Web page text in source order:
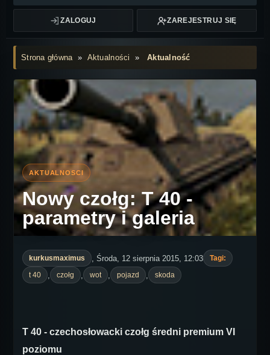
ZALOGUJ ZAREJESTRUJ SIĘ
Strona główna» Aktualności »Aktualność
Nowy czołg: T 40 -
parametry i galeria
kurkusmaximus , Środa, 12 sierpnia 2015, 12:03
Tagi:
t 40
czołg wot pojazd skoda
T 40 - czechosłowacki czołg średni premium VI
poziomu